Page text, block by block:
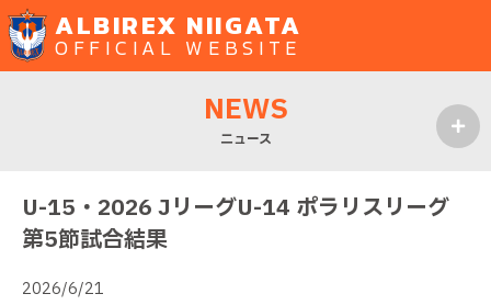
ALBIREX NIIGATA
OFFICIAL WEBSITE
NEWS
ニュース
U-15・2026 JリーグU-14 ポラリスリーグ
第5節試合結果
2026/6/21